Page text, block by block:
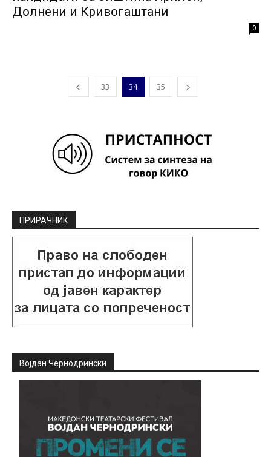
Долнени и Кривогаштани
0
33 34 35
ПРИРАЧНИК
Војдан Чернодрински